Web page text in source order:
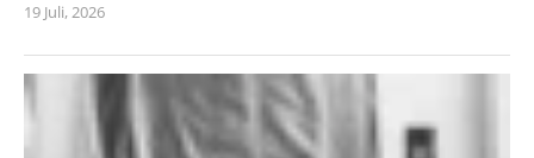
19 Juli, 2026